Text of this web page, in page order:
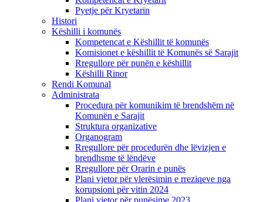
Pyetje për Kryetarin
Histori
Këshilli i komunës
Kompetencat e Këshillit të komunës
Komisionet e këshillit të Komunës së Sarajit
Rregullore për punën e këshillit
Këshilli Rinor
Rendi Komunal
Administrata
Procedura për komunikim të brendshëm në
Komunën e Sarajit
Struktura organizative
Organogram
Rregullore për procedurën dhe lëvizjen e
brendhsme të lëndëve
Rregullore për Orarin e punës
Plani vjetor për vlerësimin e rreziqeve nga
korupsioni për vitin 2024
Plani vjetor për punësime 2023